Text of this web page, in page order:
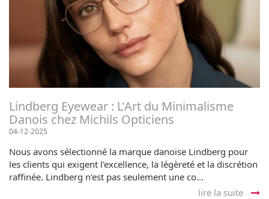
Lindberg Eyewear : L'Art du Minimalisme
Danois chez Michils Opticiens
04-12-2025
Nous avons sélectionné la marque danoise Lindberg pour
les clients qui exigent l'excellence, la légèreté et la discrétion
raffinée. Lindberg n'est pas seulement une co...
lire la suite